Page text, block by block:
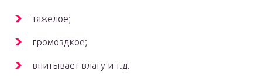
тяжелое;
громоздкое;
впитывает влагу и т.д.